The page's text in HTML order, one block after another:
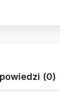
(0)